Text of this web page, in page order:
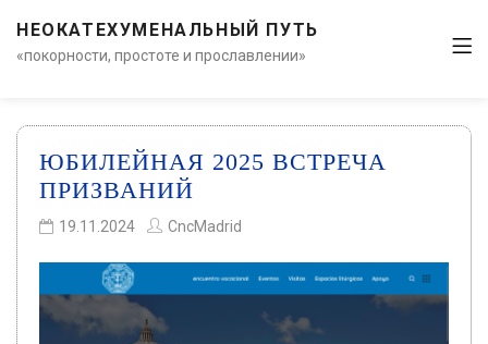
НЕОКАТЕХУМЕНАЛЬНЫЙ ПУТЬ
«покорности, простоте и прославлении»
ЮБИЛЕЙНАЯ 2025 ВСТРЕЧА
ПРИЗВАНИЙ
19.11.2024 CncMadrid